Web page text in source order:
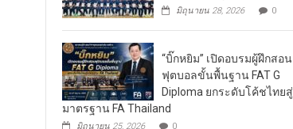
มิถุนายน 28, 2026 0
“บิ๊กหยิม” เปิดอบรมผู้ฝึกสอน
ฟุตบอลขั้นพื้นฐาน FAT G
Diploma ยกระดับโค้ชไทยสู่
มาตรฐาน FA Thailand
มิถุนายน 25, 2026 0